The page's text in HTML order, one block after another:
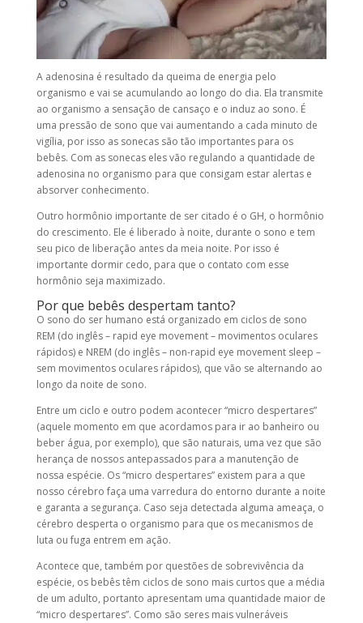
A adenosina é resultado da queima de energia pelo
organismo e vai se acumulando ao longo do dia. Ela transmite
ao organismo a sensação de cansaço e o induz ao sono. É
uma pressão de sono que vai aumentando a cada minuto de
vigília, por isso as sonecas são tão importantes para os
bebês. Com as sonecas eles vão regulando a quantidade de
adenosina no organismo para que consigam estar alertas e
absorver conhecimento.
Outro hormônio importante de ser citado é o GH, o hormônio
do crescimento. Ele é liberado à noite, durante o sono e tem
seu pico de liberação antes da meia noite. Por isso é
importante dormir cedo, para que o contato com esse
hormônio seja maximizado.
Por que bebês despertam tanto?
O sono do ser humano está organizado em ciclos de sono
REM (do inglês – rapid eye movement – movimentos oculares
rápidos) e NREM (do inglês – non-rapid eye movement sleep –
sem movimentos oculares rápidos), que vão se alternando ao
longo da noite de sono.
Entre um ciclo e outro podem acontecer “micro despertares”
(aquele momento em que acordamos para ir ao banheiro ou
beber água, por exemplo), que são naturais, uma vez que são
herança de nossos antepassados para a manutenção de
nossa espécie. Os “micro despertares” existem para a que
nosso cérebro faça uma varredura do entorno durante a noite
e garanta a segurança. Caso seja detectada alguma ameaça, o
cérebro desperta o organismo para que os mecanismos de
luta ou fuga entrem em ação.
Acontece que, também por questões de sobrevivência da
espécie, os bebês têm ciclos de sono mais curtos que a média
de um adulto, portanto apresentam uma quantidade maior de
“micro despertares”. Como são seres mais vulneráveis